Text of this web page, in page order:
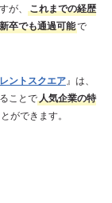
が、
これまでの経歴
卒でも通過可能で
ントスクエア』は、
ことで 人気企業の特
ができます。